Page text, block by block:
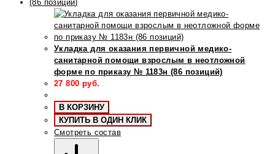
Укладка для оказания первичной медико-
санитарной помощи взрослым в неотложной
форме по приказу № 1183н (86 позиций)
27 800 руб.
В КОРЗИНУ
КУПИТЬ В ОДИН КЛИК
Смотреть состав